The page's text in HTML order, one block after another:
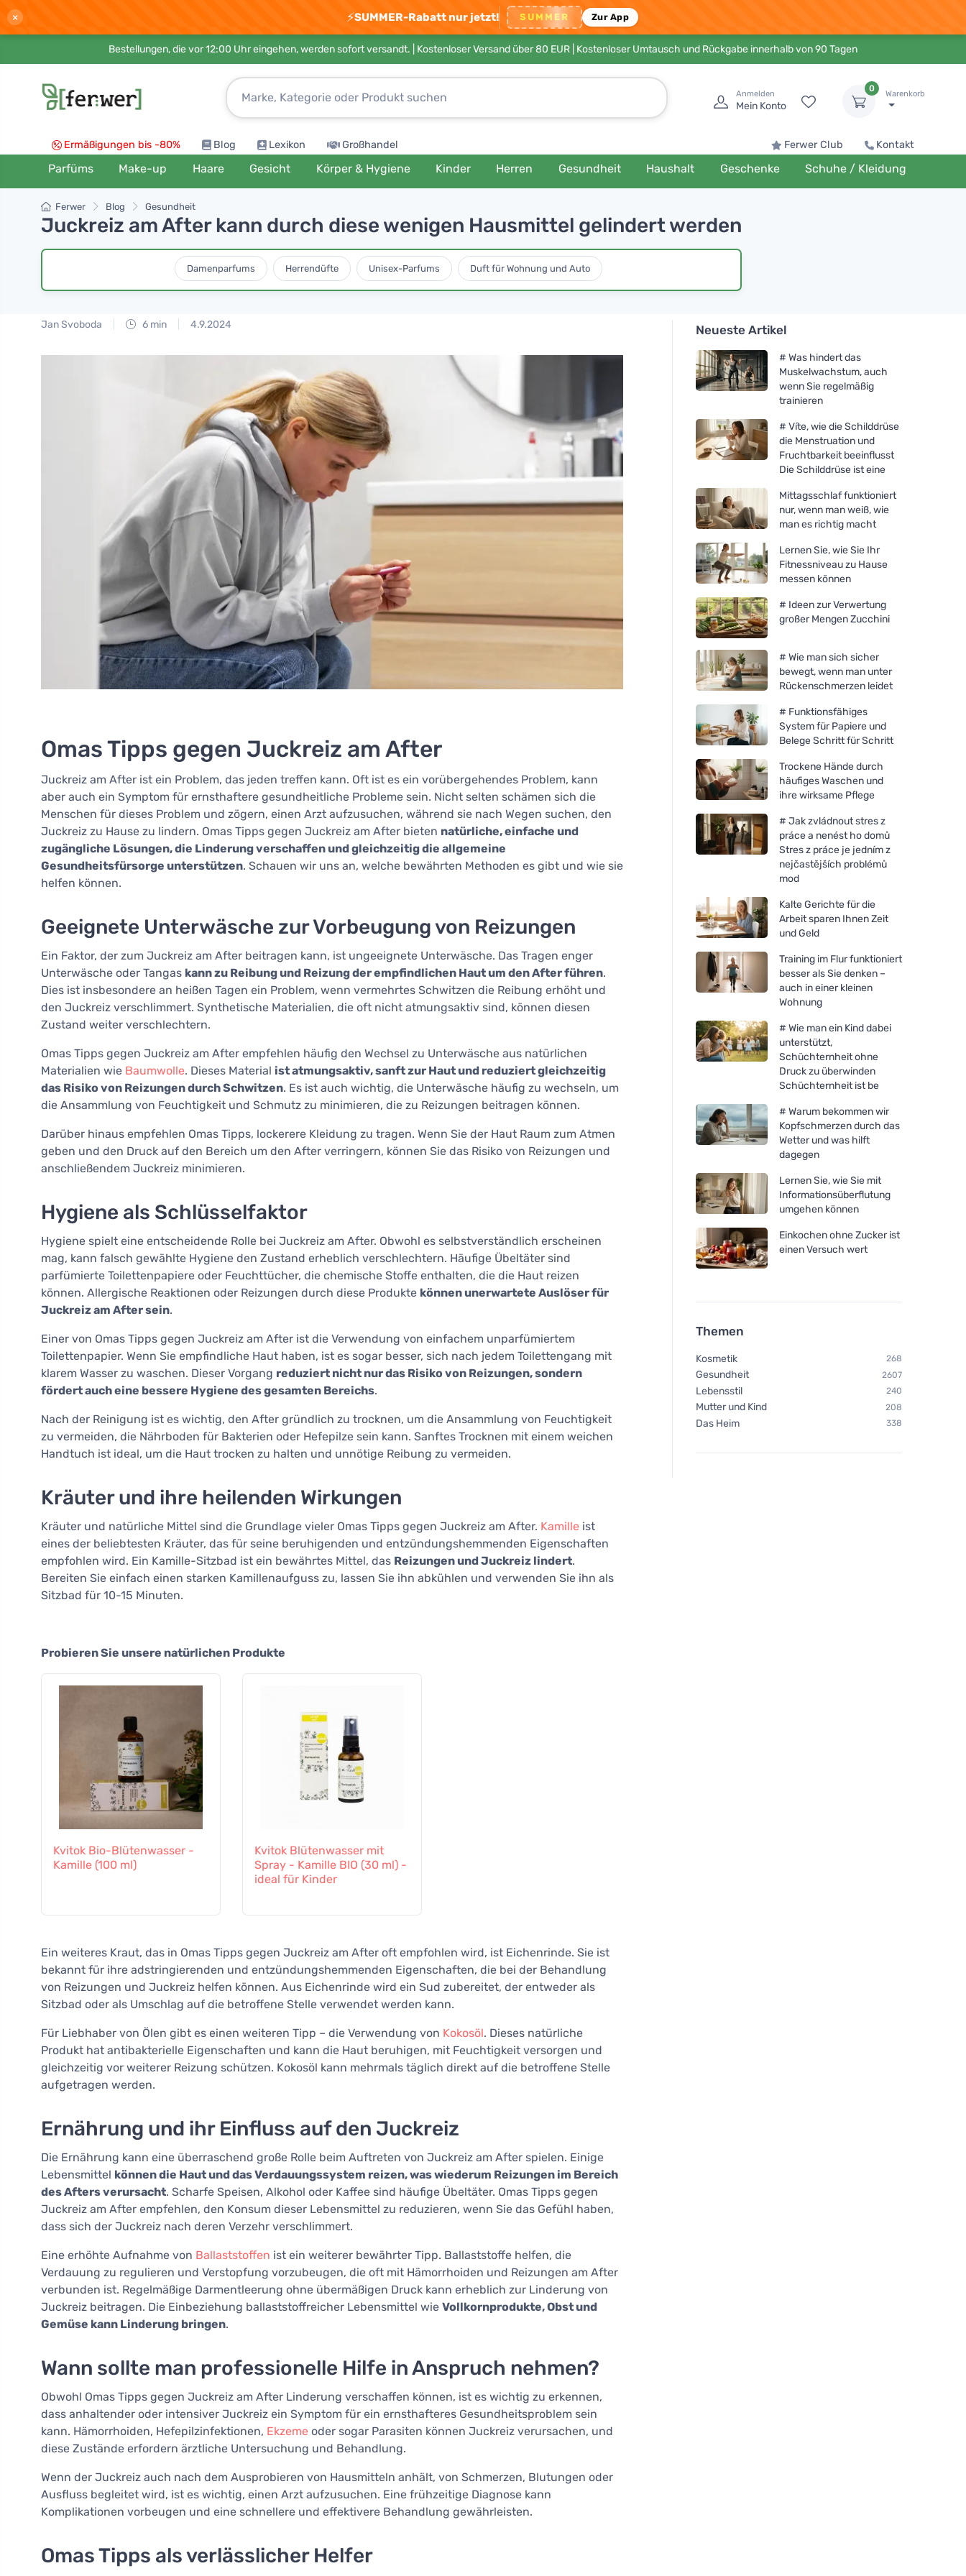
× ⚡SUMMER-Rabatt nur jetzt! SUMMER Zur App
Bestellungen, die vor 12:00 Uhr eingehen, werden sofort versandt. | Kostenloser Versand über 80 EUR | Kostenloser Umtausch und Rückgabe innerhalb von 90 Tagen
Anmelden
Mein Konto
0
Warenkorb
Ermäßigungen bis -80% Blog Lexikon Großhandel Ferwer Club Kontakt
Parfüms Make-up Haare Gesicht Körper & Hygiene Kinder Herren Gesundheit Haushalt Geschenke Schuhe / Kleidung
Ferwer Blog Gesundheit
Juckreiz am After kann durch diese wenigen Hausmittel gelindert werden
Damenparfums Herrendüfte Unisex-Parfums Duft für Wohnung und Auto
Jan Svoboda 6 min 4.9.2024
Omas Tipps gegen Juckreiz am After
Juckreiz am After ist ein Problem, das jeden treffen kann. Oft ist es ein vorübergehendes Problem, kann
aber auch ein Symptom für ernsthaftere gesundheitliche Probleme sein. Nicht selten schämen sich die
Menschen für dieses Problem und zögern, einen Arzt aufzusuchen, während sie nach Wegen suchen, den
Juckreiz zu Hause zu lindern. Omas Tipps gegen Juckreiz am After bieten natürliche, einfache und
zugängliche Lösungen, die Linderung verschaffen und gleichzeitig die allgemeine
Gesundheitsfürsorge unterstützen. Schauen wir uns an, welche bewährten Methoden es gibt und wie sie
helfen können.
Geeignete Unterwäsche zur Vorbeugung von Reizungen
Ein Faktor, der zum Juckreiz am After beitragen kann, ist ungeeignete Unterwäsche. Das Tragen enger
Unterwäsche oder Tangas kann zu Reibung und Reizung der empfindlichen Haut um den After führen.
Dies ist insbesondere an heißen Tagen ein Problem, wenn vermehrtes Schwitzen die Reibung erhöht und
den Juckreiz verschlimmert. Synthetische Materialien, die oft nicht atmungsaktiv sind, können diesen
Zustand weiter verschlechtern.
Omas Tipps gegen Juckreiz am After empfehlen häufig den Wechsel zu Unterwäsche aus natürlichen
Materialien wie Baumwolle. Dieses Material ist atmungsaktiv, sanft zur Haut und reduziert gleichzeitig
das Risiko von Reizungen durch Schwitzen. Es ist auch wichtig, die Unterwäsche häufig zu wechseln, um
die Ansammlung von Feuchtigkeit und Schmutz zu minimieren, die zu Reizungen beitragen können.
Darüber hinaus empfehlen Omas Tipps, lockerere Kleidung zu tragen. Wenn Sie der Haut Raum zum Atmen
geben und den Druck auf den Bereich um den After verringern, können Sie das Risiko von Reizungen und
anschließendem Juckreiz minimieren.
Hygiene als Schlüsselfaktor
Hygiene spielt eine entscheidende Rolle bei Juckreiz am After. Obwohl es selbstverständlich erscheinen
mag, kann falsch gewählte Hygiene den Zustand erheblich verschlechtern. Häufige Übeltäter sind
parfümierte Toilettenpapiere oder Feuchttücher, die chemische Stoffe enthalten, die die Haut reizen
können. Allergische Reaktionen oder Reizungen durch diese Produkte können unerwartete Auslöser für
Juckreiz am After sein.
Einer von Omas Tipps gegen Juckreiz am After ist die Verwendung von einfachem unparfümiertem
Toilettenpapier. Wenn Sie empfindliche Haut haben, ist es sogar besser, sich nach jedem Toilettengang mit
klarem Wasser zu waschen. Dieser Vorgang reduziert nicht nur das Risiko von Reizungen, sondern
fördert auch eine bessere Hygiene des gesamten Bereichs.
Nach der Reinigung ist es wichtig, den After gründlich zu trocknen, um die Ansammlung von Feuchtigkeit
zu vermeiden, die Nährboden für Bakterien oder Hefepilze sein kann. Sanftes Trocknen mit einem weichen
Handtuch ist ideal, um die Haut trocken zu halten und unnötige Reibung zu vermeiden.
Kräuter und ihre heilenden Wirkungen
Kräuter und natürliche Mittel sind die Grundlage vieler Omas Tipps gegen Juckreiz am After. Kamille ist
eines der beliebtesten Kräuter, das für seine beruhigenden und entzündungshemmenden Eigenschaften
empfohlen wird. Ein Kamille-Sitzbad ist ein bewährtes Mittel, das Reizungen und Juckreiz lindert.
Bereiten Sie einfach einen starken Kamillenaufguss zu, lassen Sie ihn abkühlen und verwenden Sie ihn als
Sitzbad für 10-15 Minuten.
Probieren Sie unsere natürlichen Produkte
Kvitok Bio-Blütenwasser -
Kamille (100 ml)
Kvitok Blütenwasser mit
Spray - Kamille BIO (30 ml) -
ideal für Kinder
Ein weiteres Kraut, das in Omas Tipps gegen Juckreiz am After oft empfohlen wird, ist Eichenrinde. Sie ist
bekannt für ihre adstringierenden und entzündungshemmenden Eigenschaften, die bei der Behandlung
von Reizungen und Juckreiz helfen können. Aus Eichenrinde wird ein Sud zubereitet, der entweder als
Sitzbad oder als Umschlag auf die betroffene Stelle verwendet werden kann.
Für Liebhaber von Ölen gibt es einen weiteren Tipp – die Verwendung von Kokosöl. Dieses natürliche
Produkt hat antibakterielle Eigenschaften und kann die Haut beruhigen, mit Feuchtigkeit versorgen und
gleichzeitig vor weiterer Reizung schützen. Kokosöl kann mehrmals täglich direkt auf die betroffene Stelle
aufgetragen werden.
Ernährung und ihr Einfluss auf den Juckreiz
Die Ernährung kann eine überraschend große Rolle beim Auftreten von Juckreiz am After spielen. Einige
Lebensmittel können die Haut und das Verdauungssystem reizen, was wiederum Reizungen im Bereich
des Afters verursacht. Scharfe Speisen, Alkohol oder Kaffee sind häufige Übeltäter. Omas Tipps gegen
Juckreiz am After empfehlen, den Konsum dieser Lebensmittel zu reduzieren, wenn Sie das Gefühl haben,
dass sich der Juckreiz nach deren Verzehr verschlimmert.
Eine erhöhte Aufnahme von Ballaststoffen ist ein weiterer bewährter Tipp. Ballaststoffe helfen, die
Verdauung zu regulieren und Verstopfung vorzubeugen, die oft mit Hämorrhoiden und Reizungen am After
verbunden ist. Regelmäßige Darmentleerung ohne übermäßigen Druck kann erheblich zur Linderung von
Juckreiz beitragen. Die Einbeziehung ballaststoffreicher Lebensmittel wie Vollkornprodukte, Obst und
Gemüse kann Linderung bringen.
Wann sollte man professionelle Hilfe in Anspruch nehmen?
Obwohl Omas Tipps gegen Juckreiz am After Linderung verschaffen können, ist es wichtig zu erkennen,
dass anhaltender oder intensiver Juckreiz ein Symptom für ein ernsthafteres Gesundheitsproblem sein
kann. Hämorrhoiden, Hefepilzinfektionen, Ekzeme oder sogar Parasiten können Juckreiz verursachen, und
diese Zustände erfordern ärztliche Untersuchung und Behandlung.
Wenn der Juckreiz auch nach dem Ausprobieren von Hausmitteln anhält, von Schmerzen, Blutungen oder
Ausfluss begleitet wird, ist es wichtig, einen Arzt aufzusuchen. Eine frühzeitige Diagnose kann
Komplikationen vorbeugen und eine schnellere und effektivere Behandlung gewährleisten.
Omas Tipps als verlässlicher Helfer
Neueste Artikel
# Was hindert das
Muskelwachstum, auch
wenn Sie regelmäßig
trainieren
# Víte, wie die Schilddrüse
die Menstruation und
Fruchtbarkeit beeinflusst
Die Schilddrüse ist eine
Mittagsschlaf funktioniert
nur, wenn man weiß, wie
man es richtig macht
Lernen Sie, wie Sie Ihr
Fitnessniveau zu Hause
messen können
# Ideen zur Verwertung
großer Mengen Zucchini
# Wie man sich sicher
bewegt, wenn man unter
Rückenschmerzen leidet
# Funktionsfähiges
System für Papiere und
Belege Schritt für Schritt
Trockene Hände durch
häufiges Waschen und
ihre wirksame Pflege
# Jak zvládnout stres z
práce a nenést ho domů
Stres z práce je jedním z
nejčastějších problémů
mod
Kalte Gerichte für die
Arbeit sparen Ihnen Zeit
und Geld
Training im Flur funktioniert
besser als Sie denken –
auch in einer kleinen
Wohnung
# Wie man ein Kind dabei
unterstützt,
Schüchternheit ohne
Druck zu überwinden
Schüchternheit ist be
# Warum bekommen wir
Kopfschmerzen durch das
Wetter und was hilft
dagegen
Lernen Sie, wie Sie mit
Informationsüberflutung
umgehen können
Einkochen ohne Zucker ist
einen Versuch wert
Themen
Kosmetik 268
Gesundheit 2607
Lebensstil 240
Mutter und Kind 208
Das Heim 338